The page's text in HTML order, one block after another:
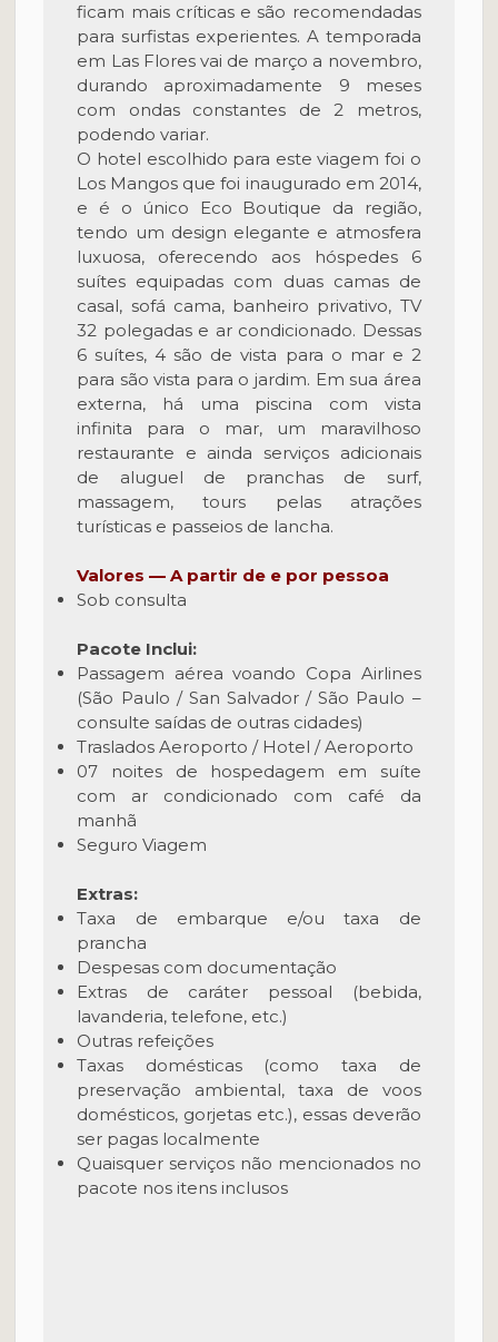
ficam mais críticas e são recomendadas
para surfistas experientes. A temporada
em Las Flores vai de março a novembro,
durando aproximadamente 9 meses
com ondas constantes de 2 metros,
podendo variar.
O hotel escolhido para este viagem foi o
Los Mangos que foi inaugurado em 2014,
e é o único Eco Boutique da região,
tendo um design elegante e atmosfera
luxuosa, oferecendo aos hóspedes 6
suítes equipadas com duas camas de
casal, sofá cama, banheiro privativo, TV
32 polegadas e ar condicionado. Dessas
6 suítes, 4 são de vista para o mar e 2
para são vista para o jardim. Em sua área
externa, há uma piscina com vista
infinita para o mar, um maravilhoso
restaurante e ainda serviços adicionais
de aluguel de pranchas de surf,
massagem, tours pelas atrações
turísticas e passeios de lancha.
Valores — A partir de e por pessoa
Sob consulta
Pacote Inclui:
Passagem aérea voando Copa Airlines
(São Paulo / San Salvador / São Paulo –
consulte saídas de outras cidades)
Traslados Aeroporto / Hotel / Aeroporto
07 noites de hospedagem em suíte
com ar condicionado com café da
manhã
Seguro Viagem
Extras:
Taxa de embarque e/ou taxa de
prancha
Despesas com documentação
Extras de caráter pessoal (bebida,
lavanderia, telefone, etc.)
Outras refeições
Taxas domésticas (como taxa de
preservação ambiental, taxa de voos
domésticos, gorjetas etc.), essas deverão
ser pagas localmente
Quaisquer serviços não mencionados no
pacote nos itens inclusos